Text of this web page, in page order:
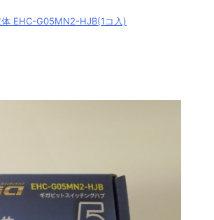
EHC-G05MN2-HJB(1コ入)